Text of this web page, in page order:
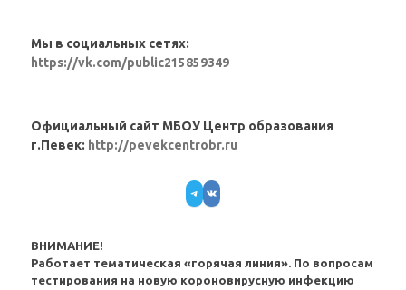
Мы в социальных сетях:
https://vk.com/public215859349
Официальный сайт МБОУ Центр образования
г.Певек: http://pevekcentrobr.ru
Telegram
VK
ВНИМАНИЕ!
Работает тематическая «горячая линия». По вопросам
тестирования на новую короновирусную инфекцию